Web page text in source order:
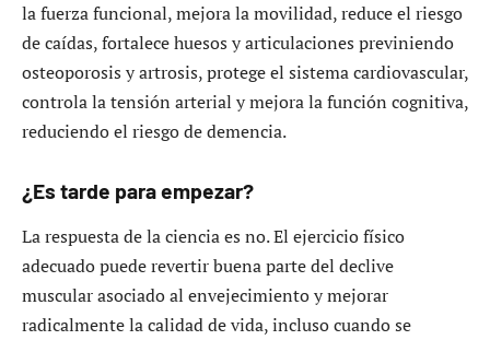
la fuerza funcional, mejora la movilidad, reduce el riesgo
de caídas, fortalece huesos y articulaciones previniendo
osteoporosis y artrosis, protege el sistema cardiovascular,
controla la tensión arterial y mejora la función cognitiva,
reduciendo el riesgo de demencia.
¿Es tarde para empezar?
La respuesta de la ciencia es no. El ejercicio físico
adecuado puede revertir buena parte del declive
muscular asociado al envejecimiento y mejorar
radicalmente la calidad de vida, incluso cuando se